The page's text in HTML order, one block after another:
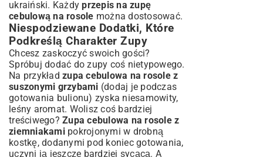
ukraiński. Każdyprzepis na zupę
cebulową na rosole można dostosować.
Niespodziewane Dodatki, Które
Podkreślą Charakter Zupy
Chcesz zaskoczyć swoich gości?
Spróbuj dodać do zupy coś nietypowego.
Na przykład zupa cebulowa na rosole z
suszonymi grzybami (dodaj je podczas
gotowania bulionu) zyska niesamowity,
leśny aromat. Wolisz coś bardziej
treściwego? Zupa cebulowa na rosole z
ziemniakamipokrojonymi w drobną
kostkę, dodanymi pod koniec gotowania,
uczyni ją jeszcze bardziej sycącą. A